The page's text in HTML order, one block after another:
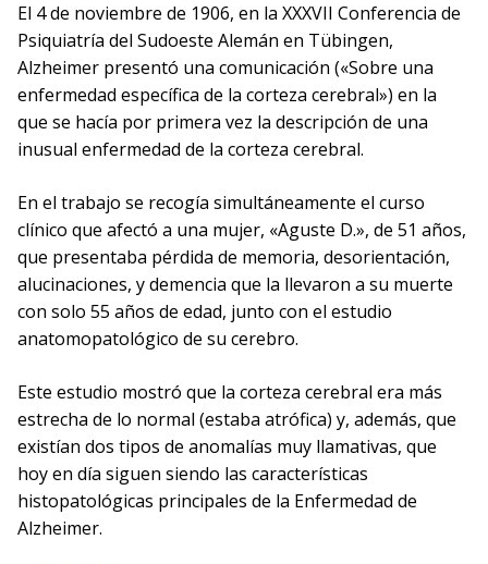
El 4 de noviembre de 1906, en la XXXVII Conferencia de
Psiquiatría del Sudoeste Alemán en Tübingen,
Alzheimer presentó una comunicación («Sobre una
enfermedad específica de la corteza cerebral») en la
que se hacía por primera vez la descripción de una
inusual enfermedad de la corteza cerebral.
En el trabajo se recogía simultáneamente el curso
clínico que afectó a una mujer, «Aguste D.», de 51 años,
que presentaba pérdida de memoria, desorientación,
alucinaciones, y demencia que la llevaron a su muerte
con solo 55 años de edad, junto con el estudio
anatomopatológico de su cerebro.
Este estudio mostró que la corteza cerebral era más
estrecha de lo normal (estaba atrófica) y, además, que
existían dos tipos de anomalías muy llamativas, que
hoy en día siguen siendo las características
histopatológicas principales de la Enfermedad de
Alzheimer.